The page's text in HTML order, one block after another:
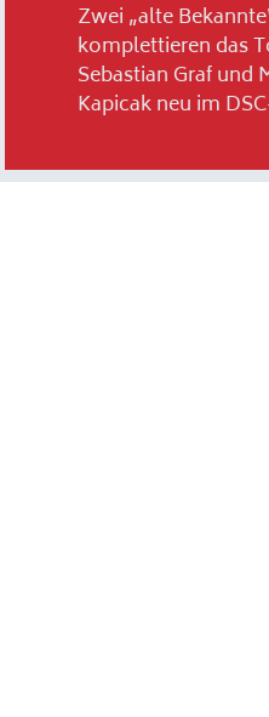
Zwei „alte
komplettieren das
Sebastian Graf und
Kapicak neu im